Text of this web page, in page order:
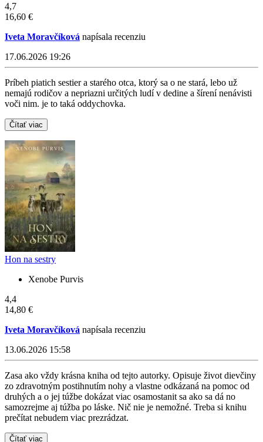
4,7
16,60 €
Iveta Moravčíková napísala recenziu
17.06.2026 19:26
Príbeh piatich sestier a starého otca, ktorý sa o ne stará, lebo už
nemajú rodičov a nepriazni určitých ludí v dedine a šírení nenávisti
voči nim. je to taká oddychovka.
Čítať viac
Hon na sestry
Xenobe Purvis
4,4
14,80 €
Iveta Moravčíková napísala recenziu
13.06.2026 15:58
Zasa ako vždy krásna kniha od tejto autorky. Opisuje život dievčiny
zo zdravotným postihnutím nohy a vlastne odkázaná na pomoc od
druhých a o jej túžbe dokázat viac osamostanit sa ako sa dá no
samozrejme aj túžba po láske. Nič nie je nemožné. Treba si knihu
prečítat nebudem viac prezrádzat.
Čítať viac